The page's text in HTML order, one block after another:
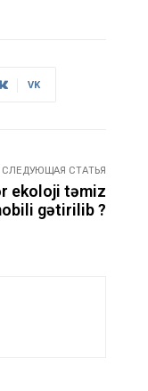
VK
СЛЕДУЮЩАЯ СТАТЬЯ
ekoloji təmiz
gətirilib ?